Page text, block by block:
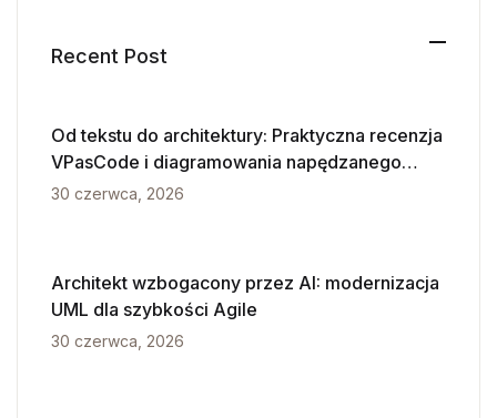
Recent Post
Od tekstu do architektury: Praktyczna recenzja
VPasCode i diagramowania napędzanego
przez AI
30 czerwca, 2026
Architekt wzbogacony przez AI: modernizacja
UML dla szybkości Agile
30 czerwca, 2026